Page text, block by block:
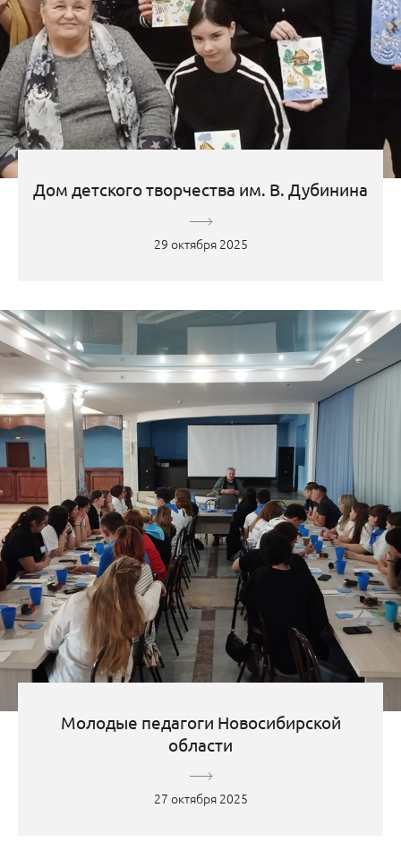
Дом детского творчества им. В. Дубинина
29 октября 2025
Молодые педагоги Новосибирской
области
27 октября 2025